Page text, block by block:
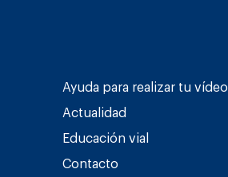
Ayuda para realizar tu vídeo
Actualidad
Educación vial
Contacto